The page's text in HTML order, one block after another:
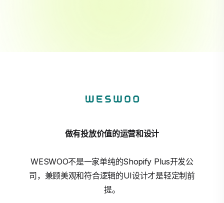
做有投放价值的运营和设计
WESWOO不是一家单纯的Shopify Plus开发公
司，兼顾美观和符合逻辑的UI设计才是轻定制前
提。